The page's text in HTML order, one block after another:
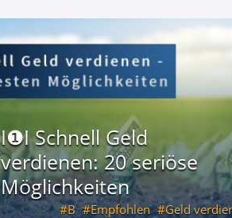
I❶I Schnell Geld
verdienen: 20 seriöse
Möglichkeiten
B Empfohlen Geld